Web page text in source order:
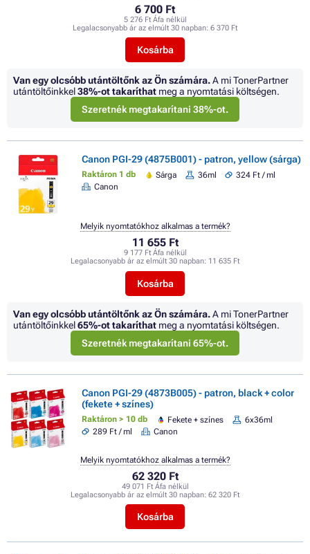
6 700 Ft
5 276 Ft Áfa nélkül
Legalacsonyabb ár az elmúlt 30 napban: 6 370 Ft
Kosárba
Van egy olcsóbb utántöltőnk az Ön számára.A mi TonerPartner
utántöltőinkkel38%-ot takaríthat meg a nyomtatási költségen.
Szeretnék megtakarítani 38%-ot.
Canon PGI-29 (4875B001) - patron, yellow (sárga)
Raktáron 1 db Sárga 36ml
324 Ft / ml
Canon
11 655 Ft
9 177 Ft Áfa nélkül
Legalacsonyabb ár az elmúlt 30 napban: 11 635 Ft
Kosárba
Melyik nyomtatókhoz alkalmas a termék?
Van egy olcsóbb utántöltőnk az Ön számára.A mi TonerPartner
utántöltőinkkel65%-ot takaríthat meg a nyomtatási költségen.
Szeretnék megtakarítani 65%-ot.
Canon PGI-29 (4873B005) - patron, black + color
(fekete + színes)
Raktáron > 10 db Fekete + színes
6x36ml
289 Ft / ml
Canon
62 320 Ft
49 071 Ft Áfa nélkül
Legalacsonyabb ár az elmúlt 30 napban: 62 320 Ft
Kosárba
Melyik nyomtatókhoz alkalmas a termék?